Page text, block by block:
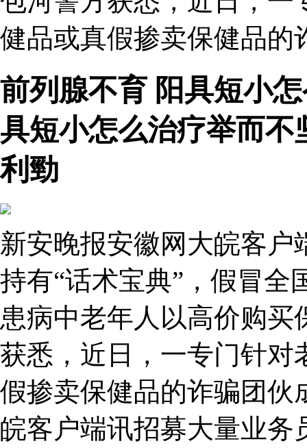
健品或真假掺卖保健品的
前列腺不育 阳具短小
具短小怎么治疗举而
利勁
新安晚报安徽网大皖客
持有“话术宝典”，假冒全
患病中老年人以高价购
获悉，近日，一专门针对
假掺卖保健品的诈骗团伙
皖客户端讯招募大量业务